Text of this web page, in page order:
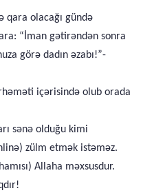
qara olacağı gündə
“İman gətirəndən sonra
görə dadın əzabı!”-
içərisində olub orada
sənə olduğu kimi
zülm etmək istəməz.
Allaha məxsusdur.